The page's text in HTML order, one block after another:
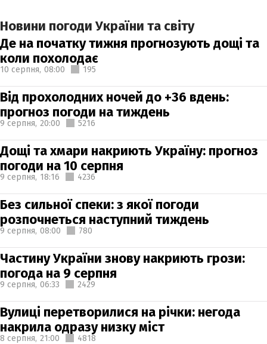
Новини погоди України та світу
Де на початку тижня прогнозують дощі та
коли похолодає
10 серпня, 08:00 195
Від прохолодних ночей до +36 вдень:
прогноз погоди на тиждень
9 серпня, 20:00 5216
Дощі та хмари накриють Україну: прогноз
погоди на 10 серпня
9 серпня, 18:16 4236
Без сильної спеки: з якої погоди
розпочнеться наступний тиждень
9 серпня, 08:00 780
Частину України знову накриють грози:
погода на 9 серпня
9 серпня, 06:33 2429
Вулиці перетворилися на річки: негода
накрила одразу низку міст
8 серпня, 21:00 4818